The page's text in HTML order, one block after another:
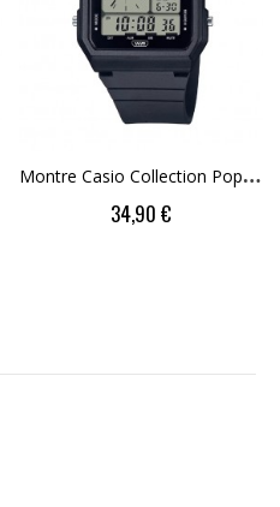
M
Ontre Casio Collection Pop Noire LF-20W-1AEF
Price
34,90 €